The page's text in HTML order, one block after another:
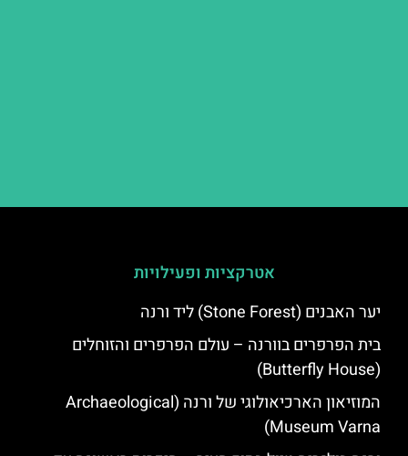
אטרקציות ופעילויות
יער האבנים (Stone Forest) ליד ורנה
בית הפרפרים בוורנה – עולם הפרפרים והזוחלים
(Butterfly House)
המוזיאון הארכיאולוגי של ורנה (Archaeological
Museum Varna)